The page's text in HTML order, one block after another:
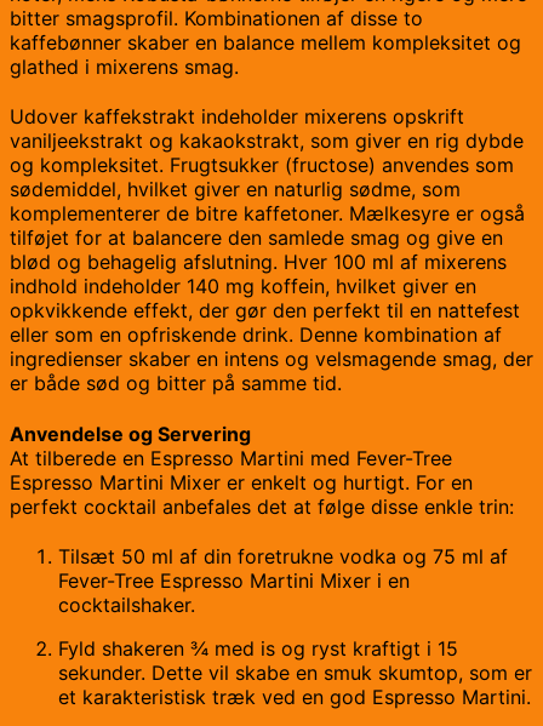
bitter smagsprofil. Kombinationen af disse to
kaffebønner skaber en balance mellem kompleksitet og
glathed i mixerens smag.
Udover kaffekstrakt indeholder mixerens opskrift
vaniljeekstrakt og kakaokstrakt, som giver en rig dybde
og kompleksitet. Frugtsukker (fructose) anvendes som
sødemiddel, hvilket giver en naturlig sødme, som
komplementerer de bitre kaffetoner. Mælkesyre er også
tilføjet for at balancere den samlede smag og give en
blød og behagelig afslutning. Hver 100 ml af mixerens
indhold indeholder 140 mg koffein, hvilket giver en
opkvikkende effekt, der gør den perfekt til en nattefest
eller som en opfriskende drink. Denne kombination af
ingredienser skaber en intens og velsmagende smag, der
er både sød og bitter på samme tid.
Anvendelse og Servering
At tilberede en Espresso Martini med Fever-Tree
Espresso Martini Mixer er enkelt og hurtigt. For en
perfekt cocktail anbefales det at følge disse enkle trin:
Tilsæt 50 ml af din foretrukne vodka og 75 ml af
Fever-Tree Espresso Martini Mixer i en
cocktailshaker.
Fyld shakeren ¾ med is og ryst kraftigt i 15
sekunder. Dette vil skabe en smuk skumtop, som er
et karakteristisk træk ved en god Espresso Martini.